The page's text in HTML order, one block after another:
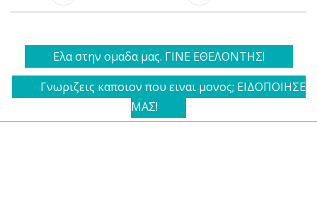
Ελα στην ομαδα μας. ΓΙΝΕ ΕΘΕΛΟΝΤΗΣ!
Γνωριζεις καποιον που ειναι μονος; ΕΙΔΟΠΟΙΗΣΕ
ΜΑΣ!